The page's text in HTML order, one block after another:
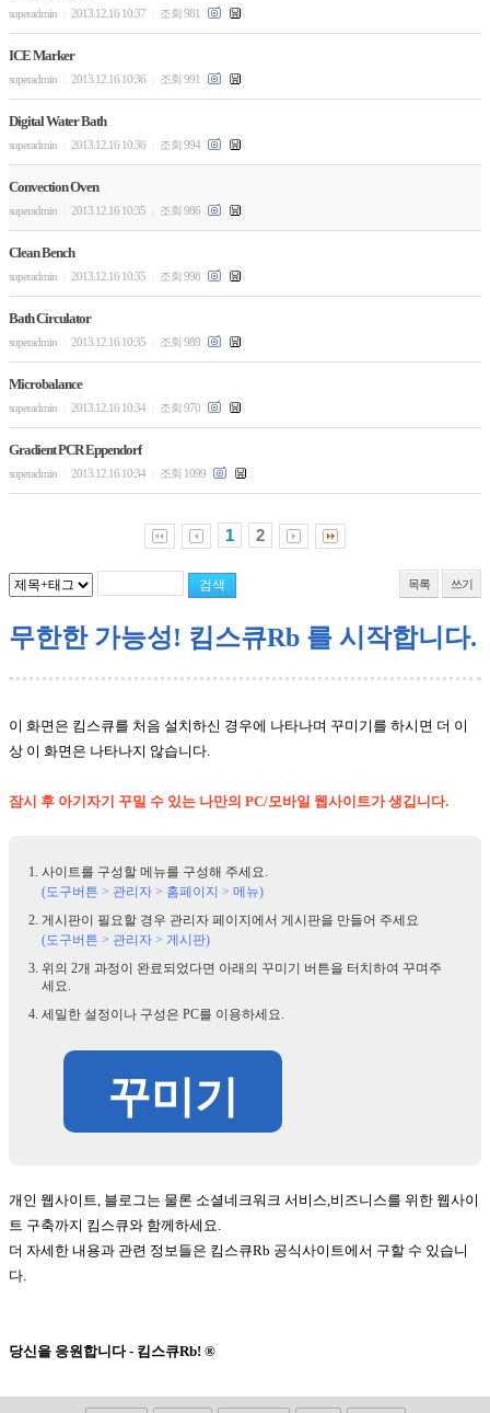
superadmin 2013.12.16 10:37 조회 981
ICE Marker
superadmin 2013.12.16 10:36 조회 991
Digital Water Bath
superadmin 2013.12.16 10:36 조회 994
Convection Oven
superadmin 2013.12.16 10:35 조회 986
Clean Bench
superadmin 2013.12.16 10:35 조회 998
Bath Circulator
superadmin 2013.12.16 10:35 조회 989
Microbalance
superadmin 2013.12.16 10:34 조회 970
Gradient PCR Eppendorf
superadmin 2013.12.16 10:34 조회 1099
1 2
목록 쓰기
무한한 가능성! 킴스큐Rb 를 시작합니다.
이 화면은 킴스큐를 처음 설치하신 경우에 나타나며 꾸미기를 하시면 더 이
상 이 화면은 나타나지 않습니다.
잠시 후 아기자기 꾸밀 수 있는 나만의 PC/모바일 웹사이트가 생깁니다.
사이트를 구성할 메뉴를 구성해 주세요.
(도구버튼 > 관리자 > 홈페이지 > 메뉴)
게시판이 필요할 경우 관리자 페이지에서 게시판을 만들어 주세요
(도구버튼 > 관리자 > 게시판)
위의 2개 과정이 완료되었다면 아래의 꾸미기 버튼을 터치하여 꾸며주
세요.
세밀한 설정이나 구성은 PC를 이용하세요.
꾸미기
개인 웹사이트, 블로그는 물론 소셜네크워크 서비스,비즈니스를 위한 웹사이
트 구축까지 킴스큐와 함께하세요.
더 자세한 내용과 관련 정보들은 킴스큐Rb 공식사이트에서 구할 수 있습니
다.
당신을 응원합니다 - 킴스큐Rb! ®